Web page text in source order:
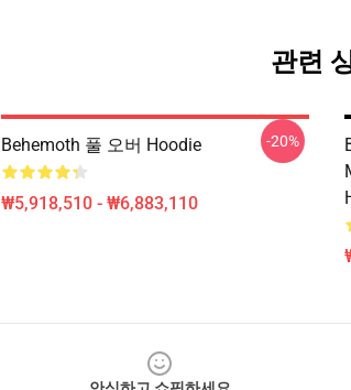
관련
Behemoth 풀 오버 Hoodie
₩5,918,510 - ₩6,883,110
-20%